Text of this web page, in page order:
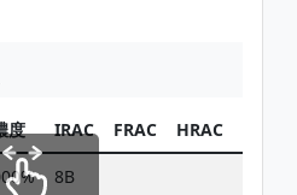
度 IRAC FRAC HRAC
8B